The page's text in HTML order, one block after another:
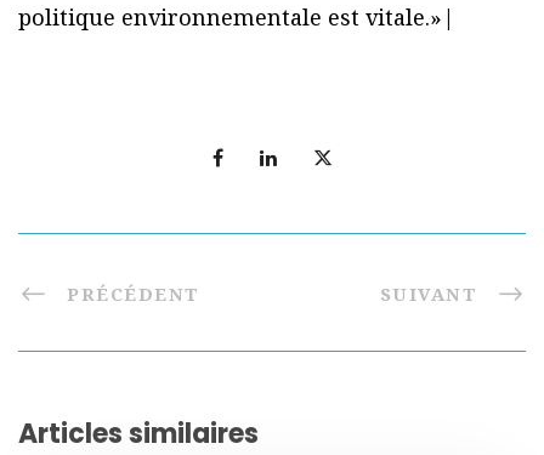
politique environnementale est vitale.»|
PRÉCÉDENT SUIVANT
Articles similaires